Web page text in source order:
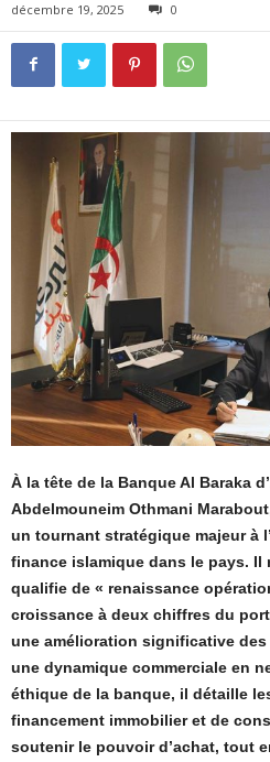
décembre 19, 2025 0
À la tête de la Banque Al Baraka
Abdelmouneim Othmani
un tournant stratégique majeur à
finance islamique dans le pays. Il
qualifie de « renaissance
croissance à deux chiffres du
une amélioration significative
une dynamique commerciale en
éthique de la banque, il détaille
financement immobilier et de
soutenir le pouvoir d’achat, tout